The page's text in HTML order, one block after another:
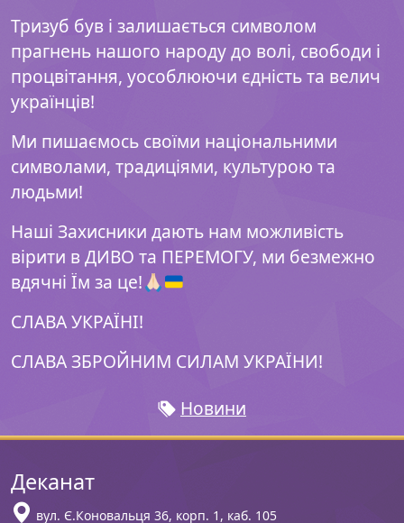
Тризуб був і залишається символом
прагнень нашого народу до волі, свободи і
процвітання, уособлюючи єдність та велич
українців!
Ми пишаємось своїми національними
символами, традиціями, культурою та
людьми!
Наші Захисники дають нам можливість
вірити в ДИВО та ПЕРЕМОГУ, ми безмежно
вдячні Їм за це!🙏🏻
СЛАВА УКРАЇНІ!
СЛАВА ЗБРОЙНИМ СИЛАМ УКРАЇНИ!
Новини
Деканат
вул. Є.Коновальця 36, корп. 1, каб. 105